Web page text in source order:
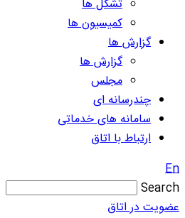
تشکل ها
کمیسیون ها
گزارش ها
گزارش ها
مجلس
چندرسانه ای
سامانه های خدماتی
ارتباط با اتاق
En
Search
عضویت در اتاق